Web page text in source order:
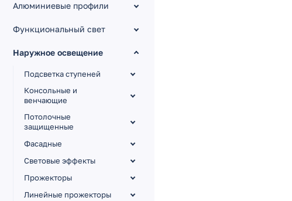
Алюминиевые профили
Функциональный свет
Наружное освещение
Подсветка ступеней
Консольные и
венчающие
Потолочные
защищенные
Фасадные
Световые эффекты
Прожекторы
Линейные прожекторы